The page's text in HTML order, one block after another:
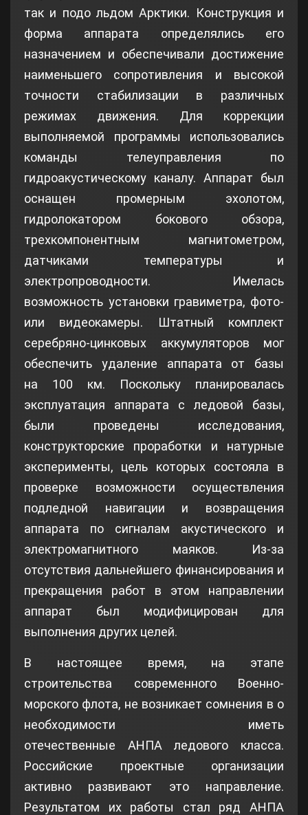
так и подо льдом Арктики. Конструкция и
форма аппарата определялись его
назначением и обеспечивали достижение
наименьшего сопротивления и высокой
точности стабилизации в различных
режимах движения. Для коррекции
выполняемой программы использовались
команды телеуправления по
гидроакустическому каналу. Аппарат был
оснащен промерным эхолотом,
гидролокатором бокового обзора,
трехкомпонентным магнитометром,
датчиками температуры и
электропроводности. Имелась
возможность установки гравиметра, фото-
или видеокамеры. Штатный комплект
серебряно-цинковых аккумуляторов мог
обеспечить удаление аппарата от базы
на 100 км. Поскольку планировалась
эксплуатация аппарата с ледовой базы,
были проведены исследования,
конструкторские проработки и натурные
эксперименты, цель которых состояла в
проверке возможности осуществления
подледной навигации и возвращения
аппарата по сигналам акустического и
электромагнитного маяков. Из-за
отсутствия дальнейшего финансирования и
прекращения работ в этом направлении
аппарат был модифицирован для
выполнения других целей.
В настоящее время, на этапе
строительства современного Военно-
морского флота, не возникает сомнения в о
необходимости иметь
отечественные АНПА ледового класса.
Российские проектные организации
активно развивают это направление.
Результатом их работы стал ряд АНПА